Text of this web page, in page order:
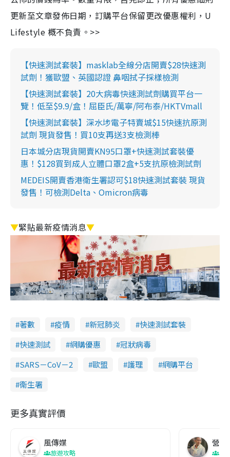
更新至文章發佈日期，訂購平台保留更改優惠權利，U
Lifestyle 概不負責。>>
【快速測試套裝】masklab全線分店開賣$28快速測
試劑！獲歐盟、英國認證 鼻咽拭子採樣檢測
【快速測試套裝】20大病毒快速測試劑購買平台一
覽！低至$9.9/盒！屈臣氏/萬寧/阿布泰/HKTVmall
【快速測試套裝】深水埗電子特賣城$15快速抗原測
試劑 現貨發售！買10支再送3支檢測棒
日本城分店現貨開賣KN95口罩+快速測試套裝優
惠！$128買到成人立體口罩2盒+5支抗原檢測試劑
MEDEIS開賣香港衛生署認可$18快速測試套裝 現貨
發售！可檢測Delta、Omicron病毒
▼緊貼最新疫情消息▼
著數 疫情 新冠肺炎
快速測試套裝
快速測試
網購優惠
冠狀病毒
SARS－CoV－2
歐盟 護理
網購平台
衞生署
更多真實評價
風傳媒
旅遊攻略
營養